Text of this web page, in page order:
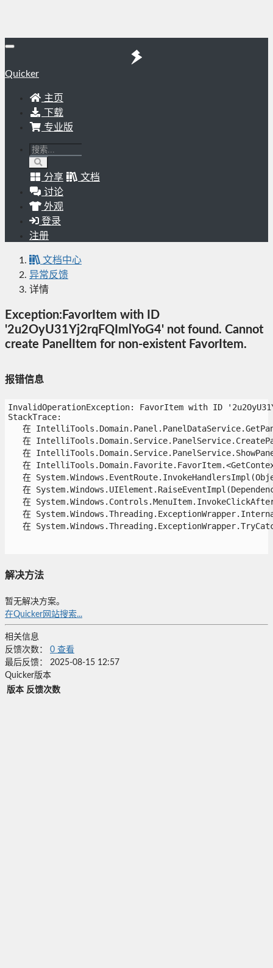
Quicker
主页
下载
专业版
分享
文档
讨论
外观
登录
注册
文档中心
异常反馈
详情
Exception:FavorItem with ID
'2u2OyU31Yj2rqFQImlYoG4' not found. Cannot
create PanelItem for non-existent FavorItem.
报错信息
InvalidOperationException: FavorItem with ID
StackTrace:
在
在
在
在
在
在
在
在
在
解决方法
暂无解决方案。
在Quicker网站搜索...
相关信息
反馈次数：
0 查看
最后反馈：
2025-08-15 12:57
Quicker版本
版本 反馈次数